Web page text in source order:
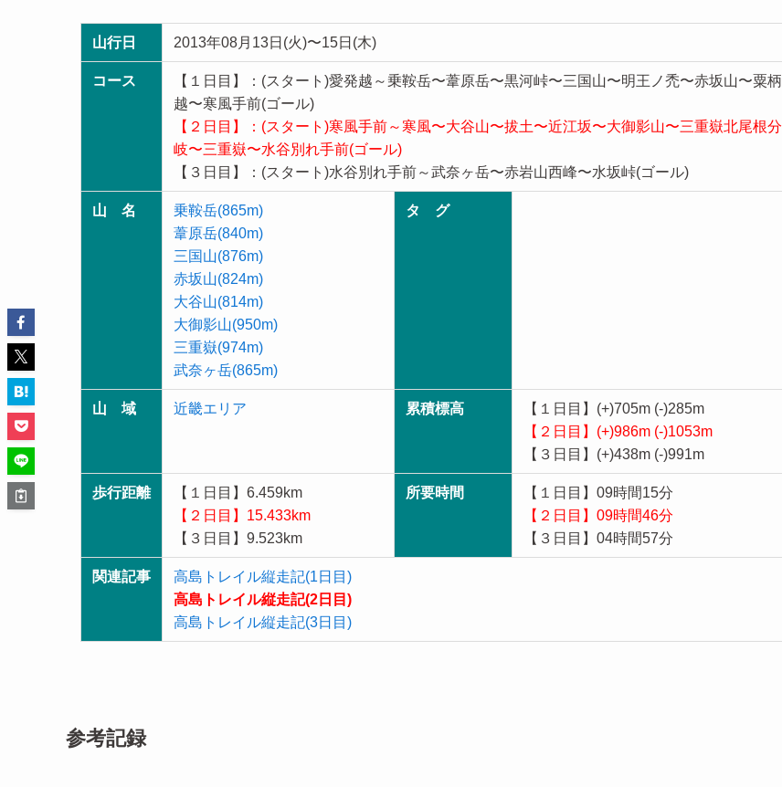
山行日 2013年08月13日(火)〜15日(木)
コース
【１日目】：(スタート)愛発越～乗鞍岳〜葦原岳〜黒河峠〜三国山〜明王ノ禿〜赤坂山〜粟柄
越〜寒風手前(ゴール)
【２日目】：(スタート)寒風手前～寒風〜大谷山〜拔土〜近江坂〜大御影山〜三重嶽北尾根分
岐〜三重嶽〜水谷別れ手前(ゴール)
【３日目】：(スタート)水谷別れ手前～武奈ヶ岳〜赤岩山西峰〜水坂峠(ゴール)
山 名
乗鞍岳(865m)
葦原岳(840m)
三国山(876m)
赤坂山(824m)
大谷山(814m)
大御影山(950m)
三重嶽(974m)
武奈ヶ岳(865m)
タ グ
山 域 近畿エリア 累積標高
【１日目】(+)705m (-)285m
【２日目】(+)986m (-)1053m
【３日目】(+)438m (-)991m
歩行距離
【１日目】6.459km
【２日目】15.433km
【３日目】9.523km
所要時間
【１日目】09時間15分
【２日目】09時間46分
【３日目】04時間57分
関連記事
高島トレイル縦走記(1日目)
高島トレイル縦走記(2日目)
高島トレイル縦走記(3日目)
参考記録